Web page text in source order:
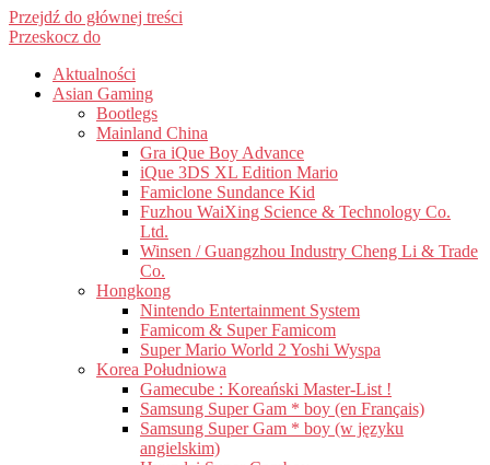
Przejdź do głównej treści
Przeskocz do
Aktualności
Asian Gaming
Bootlegs
Mainland China
Gra iQue Boy Advance
iQue 3DS XL Edition Mario
Famiclone Sundance Kid
Fuzhou WaiXing Science & Technology Co.
Ltd.
Winsen / Guangzhou Industry Cheng Li & Trade
Co.
Hongkong
Nintendo Entertainment System
Famicom & Super Famicom
Super Mario World 2 Yoshi Wyspa
Korea Południowa
Gamecube : Koreański Master-List !
Samsung Super Gam * boy (en Français)
Samsung Super Gam * boy (w języku
angielskim)